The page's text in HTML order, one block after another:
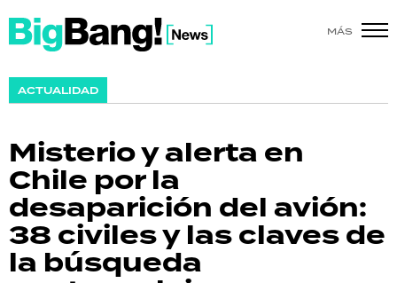
MÁS
ACTUALIDAD
Misterio y alerta en
Chile por la
desaparición del avión:
38 civiles y las claves de
la búsqueda
SHOW
ACTUALIDAD
POLICIALES
ECONOMÍA